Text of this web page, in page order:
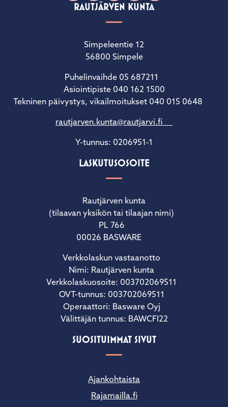
RAUTJÄRVEN KUNTA
Simpeleentie 12
56800 Simpele
Puhelinvaihde 05 687211
Asiointipiste 040 162 1500
Tekninen päivystys, vikailmoitukset 040 015 0648
rautjarven.kunta@rautjarvi.fi
Y-tunnus: 0206951-1
LASKUTUSOSOITE
Rautjärven kunta
(tilaavan yksikön tai tilaajan nimi)
PL 766
00026 BASWARE
Verkkolaskun vastaanotto
Nimi: Rautjärven kunta
Verkkolaskuosoite: 003702069511
OVT-tunnus: 003702069511
Operaattori: Basware Oyj
Välittäjän tunnus: BAWCFI22
SUOSITUIMMAT SIVUT
Ajankohtaista
Rajamailla.fi